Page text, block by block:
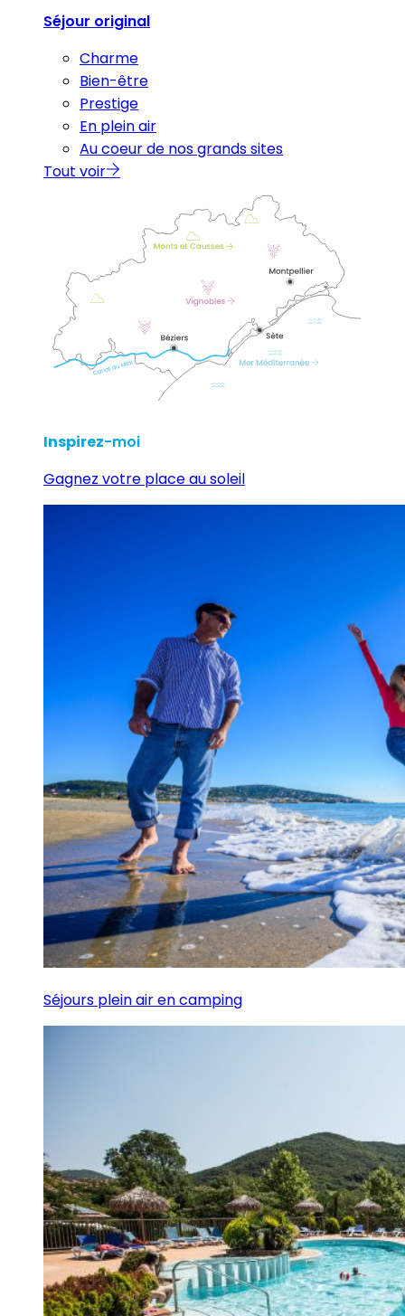
Séjour original
Charme
Bien-être
Prestige
En plein air
Au coeur de nos grands sites
Tout voir
Inspirez-moi
Gagnez votre place au soleil
Séjours plein air en camping